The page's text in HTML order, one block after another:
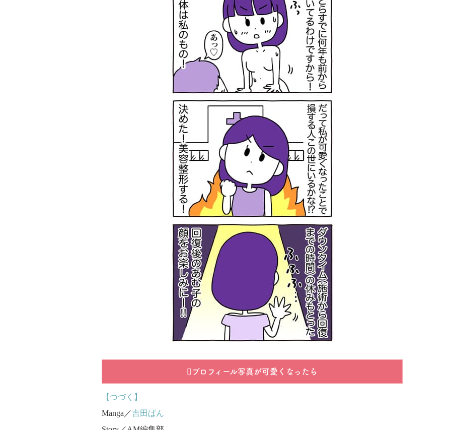
プロフィール写真が可愛くなったら
【つづく】
Manga／吉田ぱん